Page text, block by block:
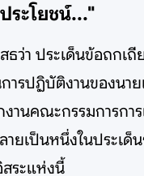
ระโยชน์..."
ธว่า ประเด็นข้อถกเถี
การปฏิบัติงานของนา
งานคณะกรรมการกา
ายเป็นหนึ่งในประเด็
ระแห่งนี้